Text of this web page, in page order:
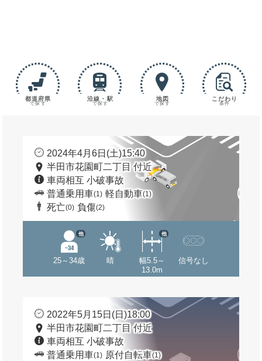
都道府県
で探す
沿線・駅
で探す
地図
で探す
こだわり
条件
2024年4月6日(土)15:40
半田市花園町二丁目 付近
車両相互 小破事故
普通乗用車(1) 軽自動車(1)
死亡(0) 負傷(2)
25～34歳
他
晴
幅5.5～
13.0m
他
信号なし
2022年5月15日(日)18:00
半田市花園町二丁目 付近
車両相互 小破事故
普通乗用車(1) 原付自転車(1)